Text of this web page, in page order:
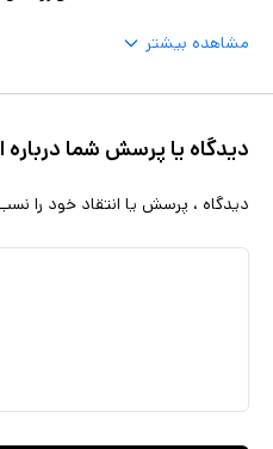
مشاهده بیشتر
دیدگاه یا پرسش شما درباره
دیدگاه ، پرسش یا انتقاد خود را